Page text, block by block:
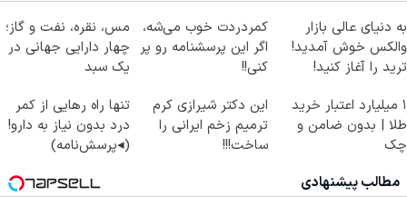
به دنیای عالی بازار
والکس خوش آمدید!
ترید را آغاز کنید!
کمردردت خوب می‌شه،
اگر این پرسشنامه رو پر
کنی!!
مس، نقره، نفت و گاز؛
چهار دارایی جهانی در
یک سبد
۱ میلیارد اعتبار خرید
طلا | بدون ضامن و
چک
این دکتر شیرازی کرم
ترمیم زخم ایرانی را
ساخت!!!
تنها راه رهایی از کمر
درد بدون نیاز به دارو!
(◂پرسش‌نامه)
مطالب پیشنهادی